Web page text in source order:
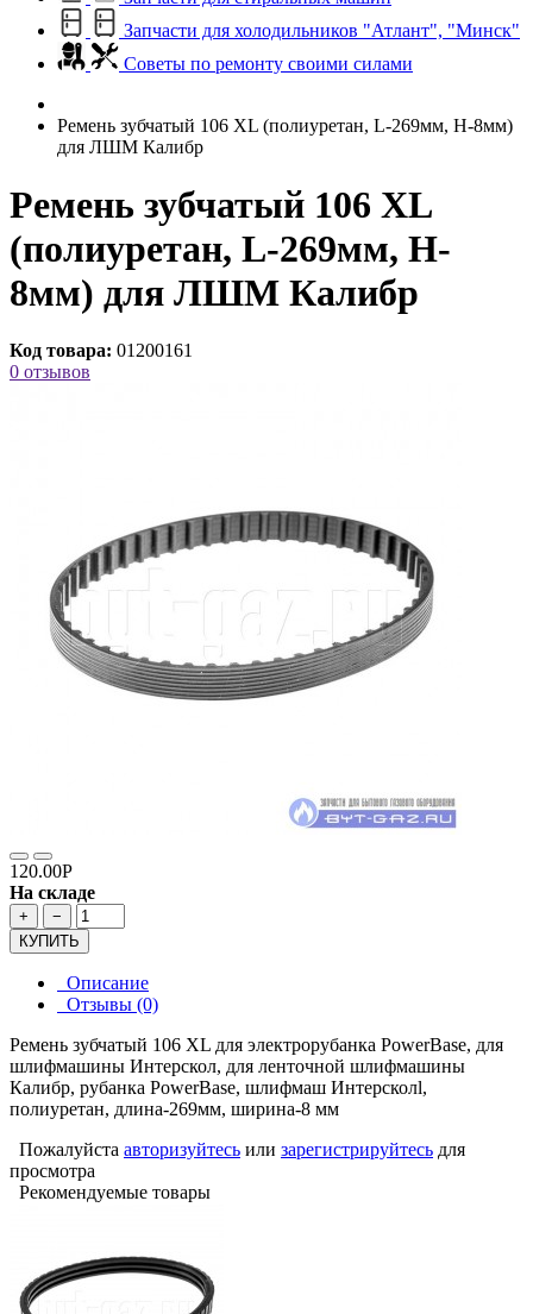
Запчасти для холодильников "Атлант", "Минск"
Советы по ремонту своими силами
Ремень зубчатый 106 XL (полиуретан, L-269мм, H-8мм)
для ЛШМ Калибр
Ремень зубчатый 106 XL
(полиуретан, L-269мм, H-
8мм) для ЛШМ Калибр
Код товара: 01200161
0 отзывов
120.00Р
На складе
+
−
КУПИТЬ
Описание
Отзывы (0)
Ремень зубчатый 106 XL для электрорубанка PowerBase, для
шлифмашины Интерскол, для ленточной шлифмашины
Калибр, рубанка PowerBase, шлифмаш Интерсколl,
полиуретан, длина-269мм, ширина-8 мм
Пожалуйста авторизуйтесь или зарегистрируйтесь для
просмотра
Рекомендуемые товары